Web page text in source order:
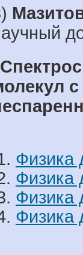
Физика
Физика
Физика
Физика